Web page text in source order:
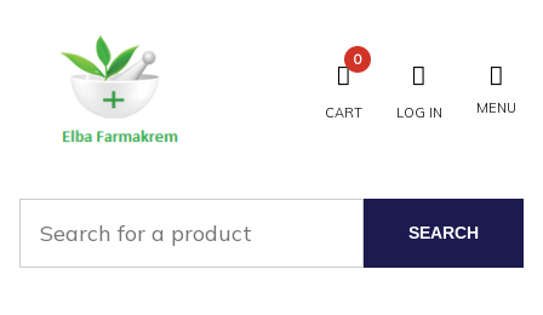
CART
0
LOG IN MENU
SEARCH